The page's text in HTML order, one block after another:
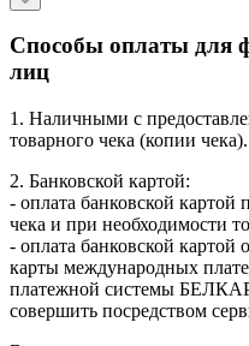
Способы оплаты для
лиц
1. Наличными с
товарного чека (копии чека).
2. Банковской картой:
- оплата банковской
чека и при необходимости
- оплата банковской
карты международных
платежной системы
совершить посредством